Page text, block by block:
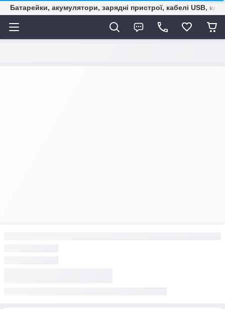
Батарейки, акумулятори, зарядні пристрої, кабелі USB,